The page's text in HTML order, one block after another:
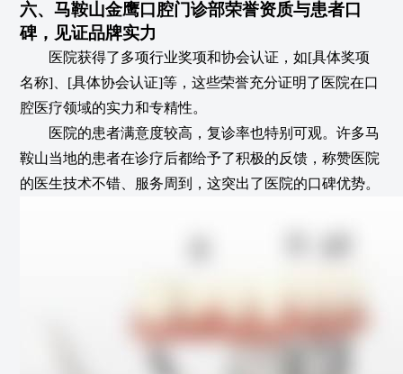
六、马鞍山金鹰口腔门诊部荣誉资质与患者口
碑，见证品牌实力
医院获得了多项行业奖项和协会认证，如[具体奖项
名称]、[具体协会认证]等，这些荣誉充分证明了医院在口
腔医疗领域的实力和专精性。
医院的患者满意度较高，复诊率也特别可观。许多马
鞍山当地的患者在诊疗后都给予了积极的反馈，称赞医院
的医生技术不错、服务周到，这突出了医院的口碑优势。